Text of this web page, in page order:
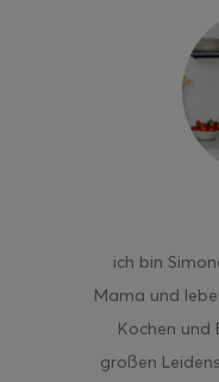
ich bin
Mama und
Kochen und
großen